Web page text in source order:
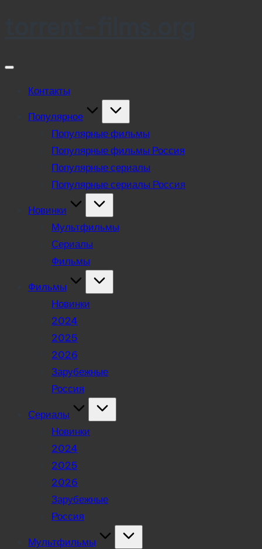
Контакты
Популярное
Популярные фильмы
Популярные фильмы Россия
Популярные сериалы
Популярные сериалы Россия
Новинки
Мультфильмы
Сериалы
Фильмы
Фильмы
Новинки
2024
2025
2026
Зарубежные
Россия
Сериалы
Новинки
2024
2025
2026
Зарубежные
Россия
Мультфильмы